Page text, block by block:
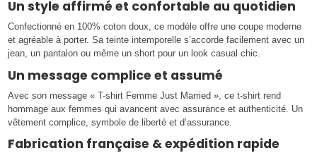
Un style affirmé et confortable au quotidien
Confectionné en 100% coton doux, ce modèle offre une coupe moderne
et agréable à porter. Sa teinte intemporelle s’accorde facilement avec un
jean, un pantalon ou même un short pour un look casual chic.
Un message complice et assumé
Avec son message « T-shirt Femme Just Married », ce t-shirt rend
hommage aux femmes qui avancent avec assurance et authenticité. Un
vêtement complice, symbole de liberté et d’assurance.
Fabrication française & expédition rapide